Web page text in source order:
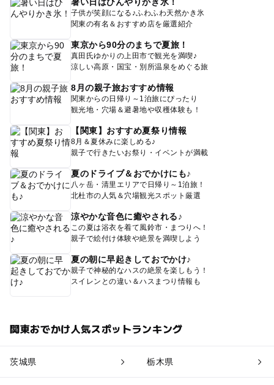
子供が笑顔になる♪ふわふわ天然かき氷
関東の有名＆おすすめ店を厳選紹介
東京から90分のまちで夏旅！
真田氏ゆかりの上田市で観光を満喫♪
涼しい高原・国宝・別所温泉をめぐる旅
8月の親子旅おすすめ情報
関東からの日帰り～1泊旅にぴったり
観光地・穴場＆避暑地や収穫体験も！
【関東】おすすめ夏祭り情報
8月＆夏休みに楽しめる♪
親子で行きたいお祭り・イベントが満載
夏のドライブ＆おでかけにも♪
八ヶ岳・清里エリアで日帰り～1泊旅！
北杜市の人気＆穴場観光スポット厳選
涼やかな音色に癒やされる♪
この夏は浴衣を着て風鈴市・まつりへ！
親子で絵付け体験や絶景を満喫しよう
夏の朝に早起きしておでかけ♪
親子で神秘的なハスの絶景を楽しもう！
スイレンとの違い＆ハスまつり情報も
関東おでかけ人気スポットランキング
茨城県 栃木県